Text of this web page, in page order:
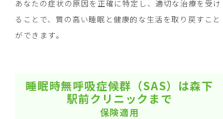
あなたの症状の原因を正確に特定し、適切な治療を受け
ることで、質の高い睡眠と健康的な生活を取り戻すこと
ができます。
睡眠時無呼吸症候群（SAS）は森下
駅前クリニックまで
保険適用